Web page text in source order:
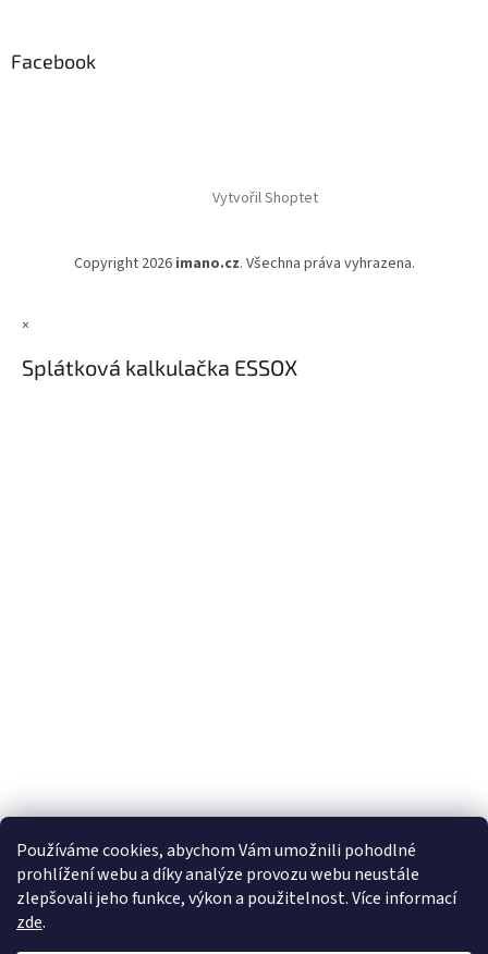
Používáme cookies, abychom Vám umožnili pohodlné
prohlížení webu a díky analýze provozu webu neustále
zlepšovali jeho funkce, výkon a použitelnost. Více informací
zde.
Facebook
Vytvořil Shoptet
Copyright 2026 imano.cz. Všechna práva vyhrazena.
×
Splátková kalkulačka ESSOX